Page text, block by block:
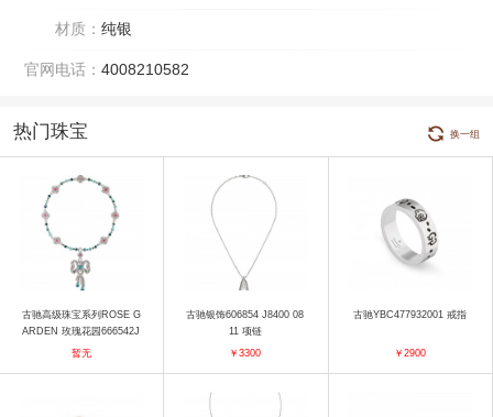
材质： 纯银
官网电话： 4008210582
热门珠宝 换一组
古驰高级珠宝系列ROSE G
ARDEN 玫瑰花园666542J
AAAN8489 660249I83H09
暂无
古驰银饰606854 J8400 08
11 项链
￥3300
古驰YBC477932001 戒指
￥2900